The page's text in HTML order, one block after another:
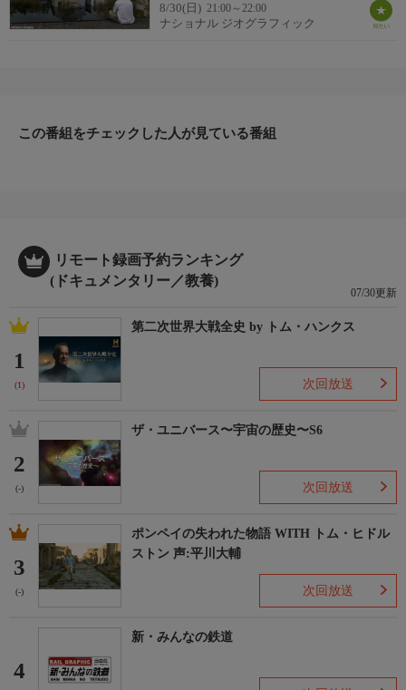
8/30(日) 21:00～22:00
ナショナル ジオグラフィック
この番組をチェックした人が見ている番組
リモート録画予約ランキング
(ドキュメンタリー／教養)
07/30更新
1
(1)
第二次世界大戦全史 by トム・ハンクス
次回放送
2
(-)
ザ・ユニバース〜宇宙の歴史〜S6
次回放送
3
(-)
ポンペイの失われた物語 WITH トム・ヒドル
ストン 声:平川大輔
次回放送
4
新・みんなの鉄道